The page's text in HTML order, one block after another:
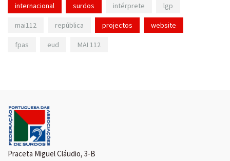
internacional surdos intérprete lgp
mai112 república projectos website
fpas eud MAI 112
Praceta Miguel Cláudio, 3-B